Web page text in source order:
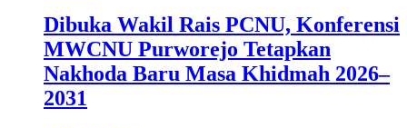
Dibuka Wakil Rais PCNU, Konferensi
MWCNU Purworejo Tetapkan
Nakhoda Baru Masa Khidmah 2026–
2031